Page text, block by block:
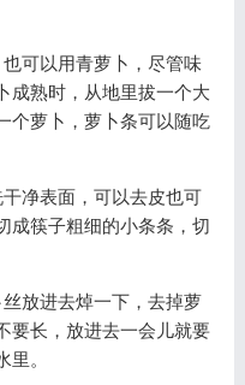
可以用青萝卜，尽管味
成熟时，从地里拔一个大
个萝卜，萝卜条可以随吃
净表面，可以去皮也可
成筷子粗细的小条条，切
放进去焯一下，去掉萝
要长，放进去一会儿就要
。